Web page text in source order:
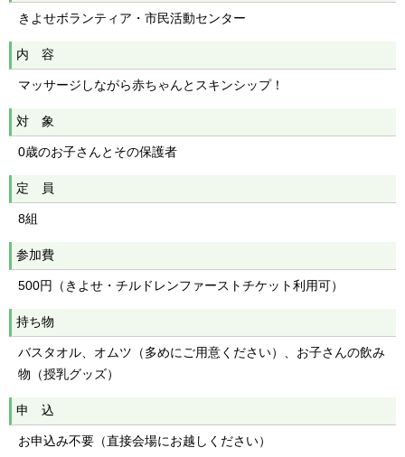
きよせボランティア・市民活動センター
内 容
マッサージしながら赤ちゃんとスキンシップ！
対 象
0歳のお子さんとその保護者
定 員
8組
参加費
500円（きよせ・チルドレンファーストチケット利用可）
持ち物
バスタオル、オムツ（多めにご用意ください）、お子さんの飲み
物（授乳グッズ）
申 込
お申込み不要（直接会場にお越しください）